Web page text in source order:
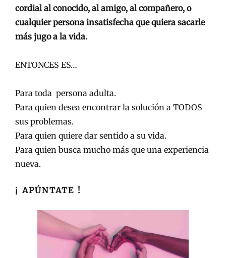
cordial al conocido, al amigo, al compañero, o
cualquier persona insatisfecha que quiera sacarle
más jugo a la vida.
ENTONCES ES…
Para toda persona adulta.
Para quien desea encontrar la solución a TODOS
sus problemas.
Para quien quiere dar sentido a su vida.
Para quien busca mucho más que una experiencia
nueva.
¡ APÚNTATE !